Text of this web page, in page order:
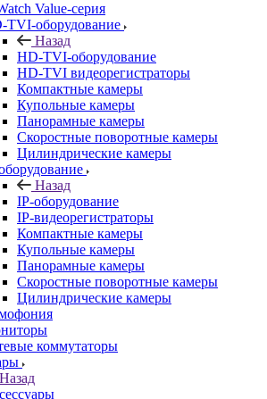
Value-серия
TVI-оборудование
Назад
HD-TVI-оборудование
HD-TVI видеорегистраторы
Компактные камеры
Купольные камеры
Панорамные камеры
Скоростные поворотные камеры
Цилиндрические камеры
Назад
IP-оборудование
IP-видеорегистраторы
Компактные камеры
Купольные камеры
Панорамные камеры
Скоростные поворотные камеры
Цилиндрические камеры
коммутаторы
Назад